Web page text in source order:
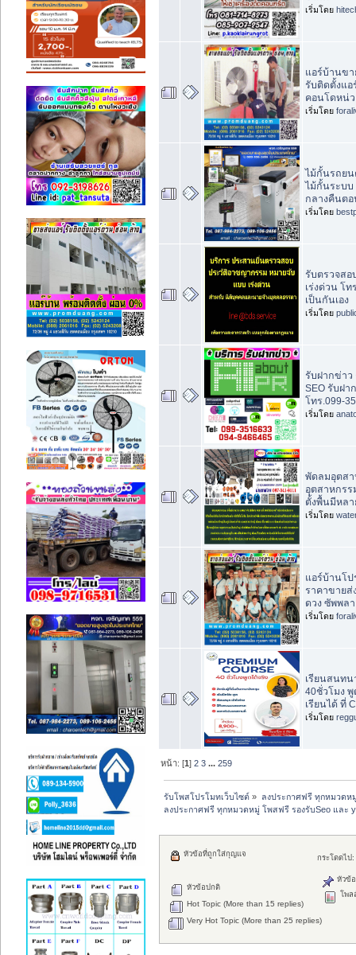
เริ่มโดย
แอร์บ้านข
รับติดตั้งแอ
คอนโดหน่
เริ่มโดย
ไม้กั้นรถยน
ไม้กั้นระบบ
กลางคืนต
เริ่มโดย
รับตรวจส
เร่งด่วน โท
เป็นกันเอง
เริ่มโดย
รับฝากข่าว
SEO รับฝ
โทร.099-
เริ่มโดย
พัดลมอุตส
อุตสาหกร
ตั้งพื้นมีหลา
เริ่มโดย
แอร์บ้านโ
ราคาขายส่
ดวง ซัพพล
เริ่มโดย
เรียนสนท
40ชั่วโมง
เรียนได้ ที่
เริ่มโดย
หน้า: [1]2 3 ...259
รับโพสโปรโมทเว็บไซต์ » ลงประกาศฟรี ทุกหมวดห
ลงประกาศฟรี ทุกหมวดหมู่ โพสฟรี รองรับSeo และ
กระโดดไป:
หัวข้อปกติ
Hot Topic (More than 15 replies)
Very Hot Topic (More than 25 replies)
หัวข้อที่ถูกใส่กุญแจ
หัวข้
โพล